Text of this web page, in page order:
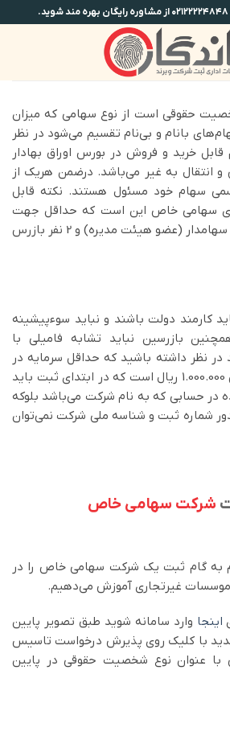
حقوقی است از نوع سهامی که میزان
بانام و بی‌نام تقسیم می‌شود در نظر
خرید و فروش در بورس اوراق بهادار
انتقال به غیر می‌باشد. درضمن هریک از
سهام خود مسئول هستند. نکته قابل
سهامی خاص این است که حداقل جهت
تشکیل این شرکت 3 نفر سهامدار (عضو هیئت مدیره) و 2 نفر بازرس
کارمند دولت باشند و نباید سوءپیشینه
بازرسین نباید تشابه فامیلی با
در نظر داشته باشید که حداقل سرمایه در
شرکت‌های سهامی خاص 1.000.000 ریال است که در ابتدای ثبت باید
شده در حسابی که به نام شرکت می‌باشد بلوکه
شماره ثبت و شناسه ملی شرکت نمی‌توان
شرکت سهامی خاص
به گام ثبت یک شرکت سهامی خاص را در
غیرتجاری آموزش می‌دهیم.
اینجا وارد سامانه شوید طبق تصویر پایین
با کلیک روی پذیرش درخواست تاسیس
عنوان نوع شخصیت حقوقی در پایین